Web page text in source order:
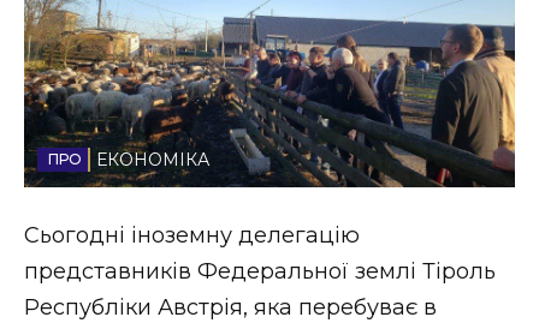
Соціум
Спорт
Стиль життя
Втрачений Ужгород
Втрачений Ужгород (відеоверсія)
ЕКОНОМІКА
Сьогодні іноземну делегацію
представників Федеральної землі Тіроль
Республіки Австрія, яка перебуває в